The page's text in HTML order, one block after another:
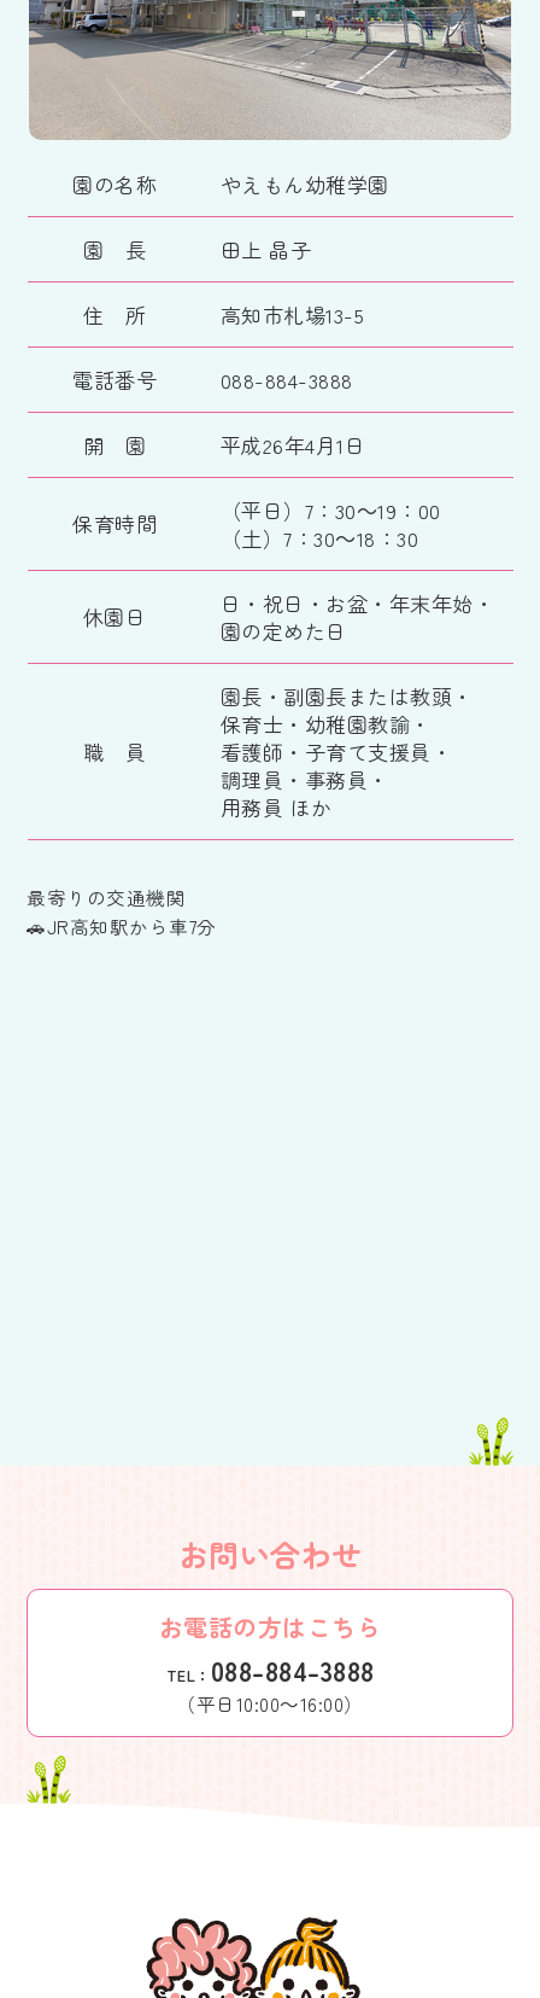
園の名称 やえもん幼稚学園
園 長 田上 晶子
住 所 高知市札場13-5
電話番号 088-884-3888
開 園 平成26年4月1日
保育時間
（平日）7：30～19：00
（土）7：30～18：30
休園日
日・祝日・お盆・年末年始・
園の定めた日
職 員
園長・副園長または教頭・
保育士・幼稚園教諭・
看護師・子育て支援員・
調理員・事務員・
用務員 ほか
最寄りの交通機関
🚗JR高知駅から車7分
お問い合わせ
お電話の方はこちら
TEL： 088-884-3888
（平日10:00～16:00）